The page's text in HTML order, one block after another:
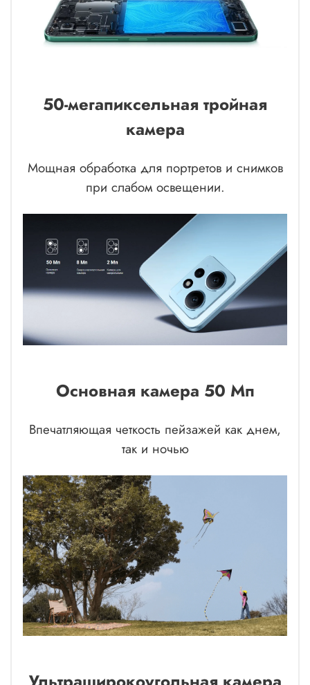
50-мегапиксельная тройная
камера
Мощная обработка для портретов и снимков
при слабом освещении.
Основная камера 50 Мп
Впечатляющая четкость пейзажей как днем,
так и ночью